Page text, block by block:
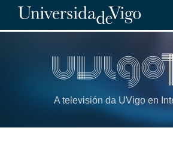
A televisión da UVigo en